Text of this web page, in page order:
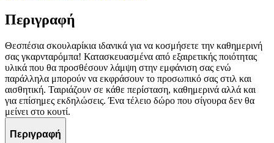
Περιγραφή
Θεσπέσια σκουλαρίκια ιδανικά για να κοσμήσετε την καθημερινή
σας γκαρνταρόμπα! Κατασκευασμένα από εξαιρετικής ποιότητας
υλικά που θα προσθέσουν λάμψη στην εμφάνιση σας ενώ
παράλληλα μπορούν να εκφράσουν το προσωπικό σας στιλ και
αισθητική. Ταιριάζουν σε κάθε περίσταση, καθημερινά αλλά και
για επίσημες εκδηλώσεις. Ένα τέλειο δώρο που σίγουρα δεν θα
μείνει στο κουτί.
Περιγραφή